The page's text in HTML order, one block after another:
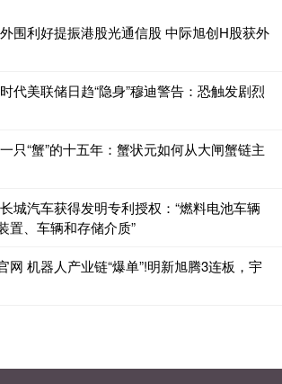
围利好提振港股光通信股 中际旭创H股获外
代美联储日趋“隐身”穆迪警告：恐触发剧烈
只“蟹”的十五年：蟹状元如何从大闸蟹链主
城汽车获得发明专利授权：“燃料电池车辆
置、车辆和存储介质”
网 机器人产业链“爆单”!明新旭腾3连板，宇